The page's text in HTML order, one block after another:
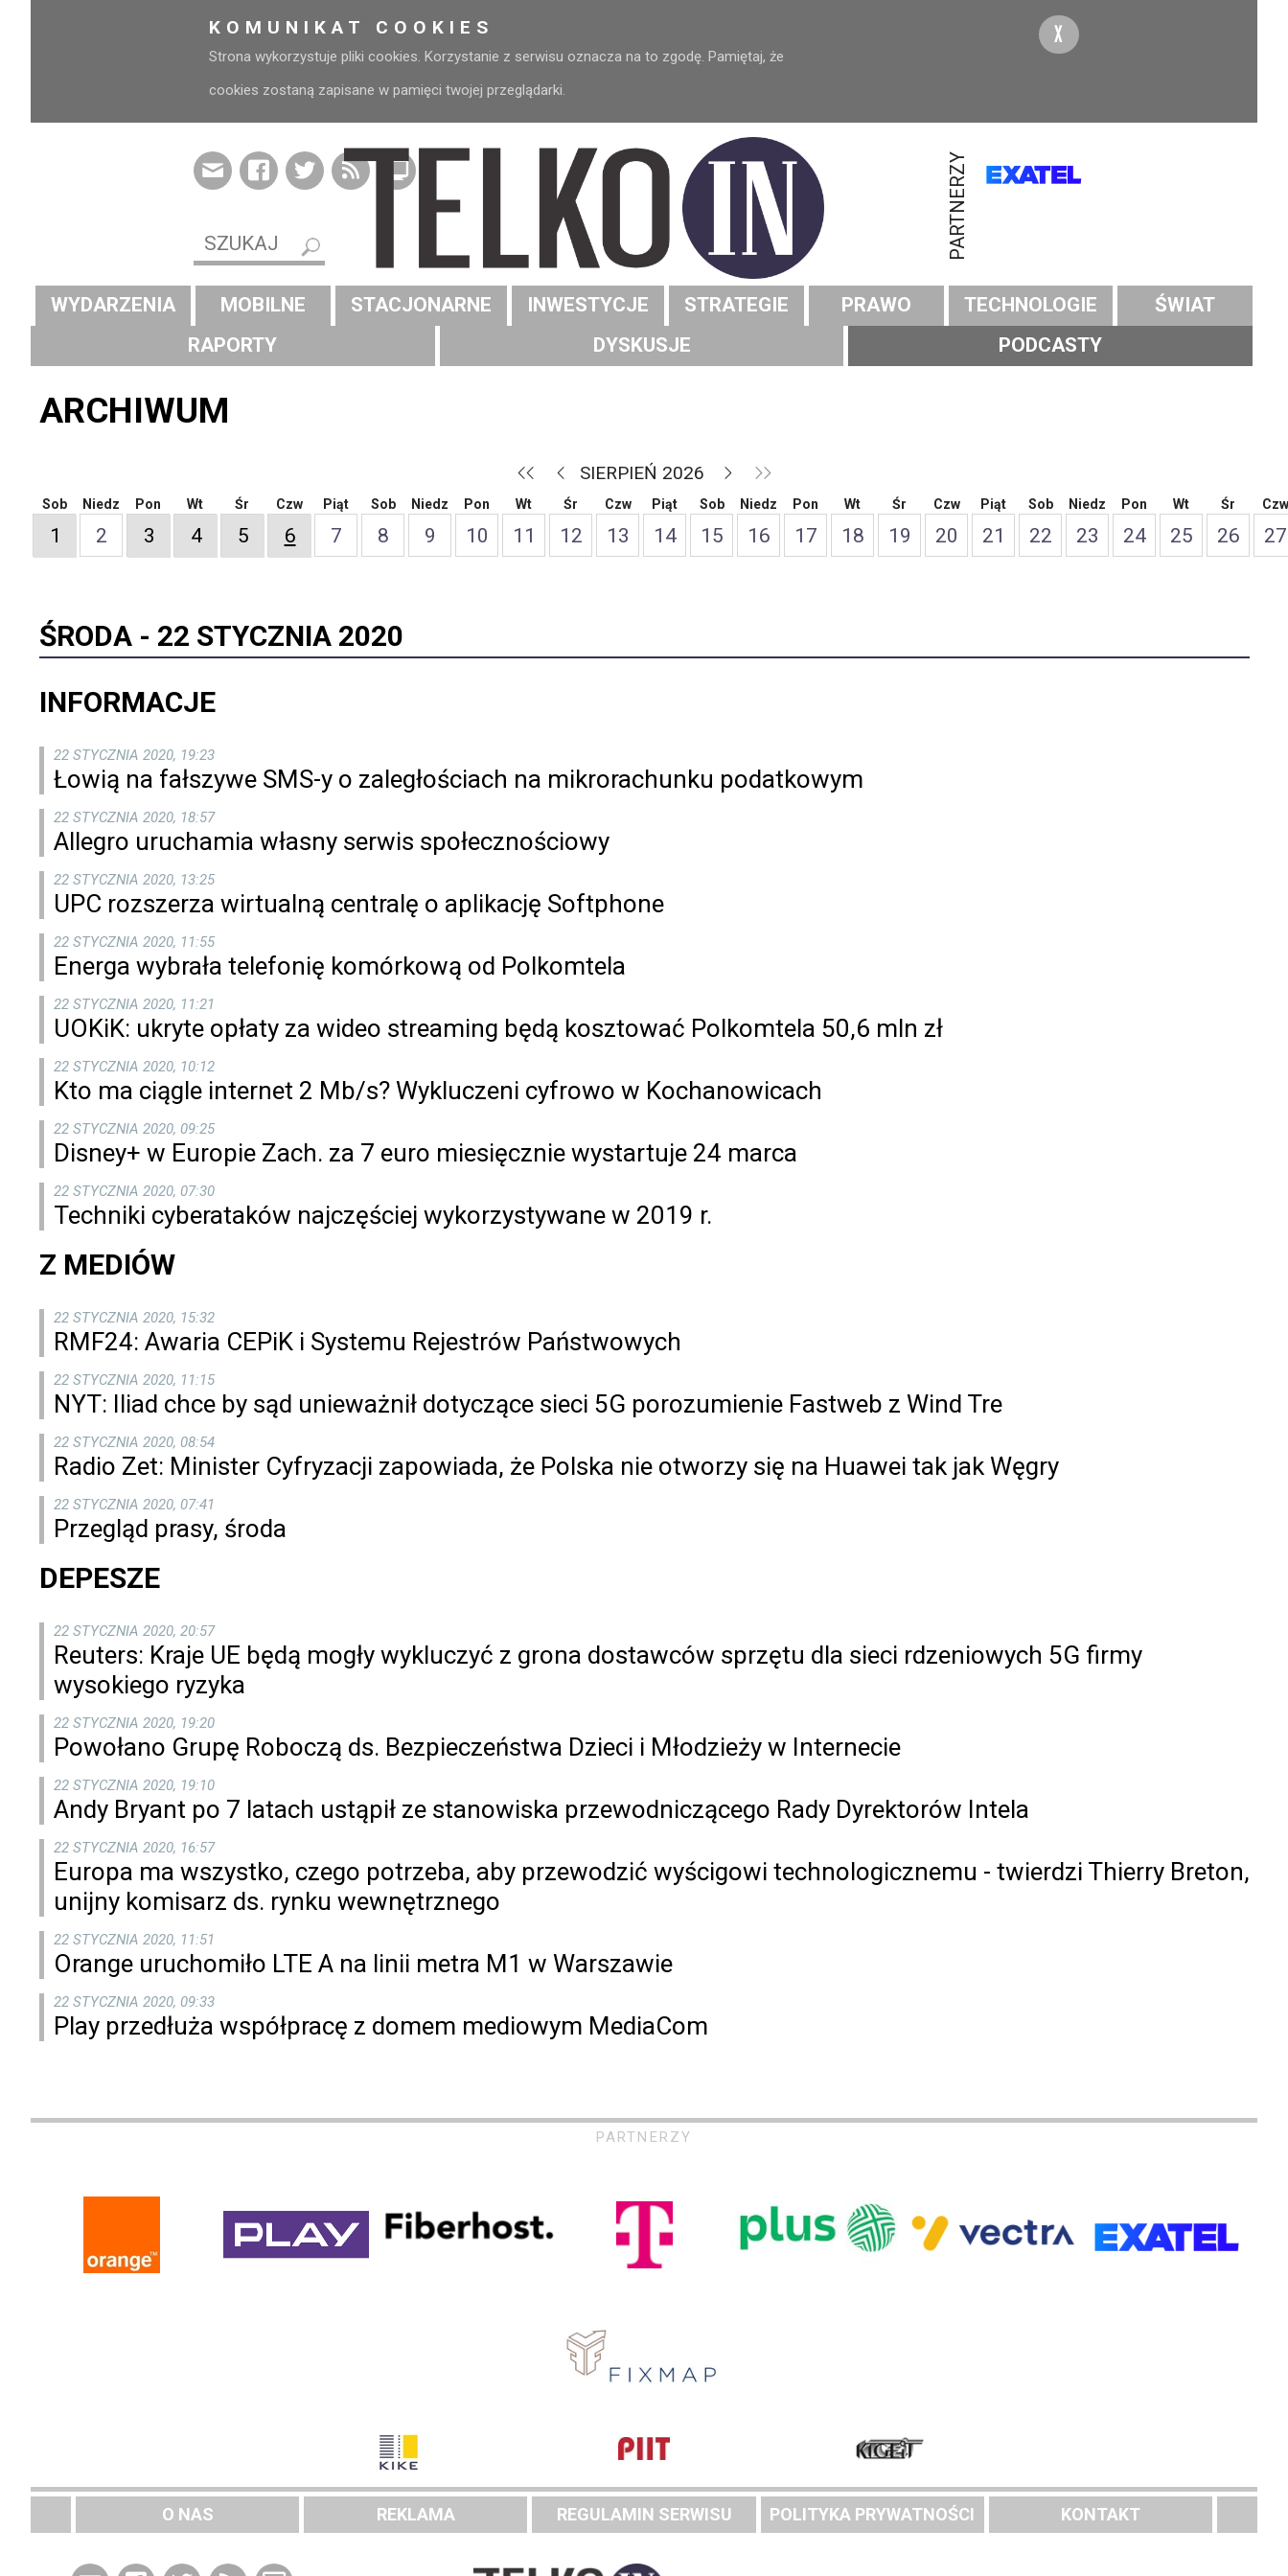
KOMUNIKAT COOKIES
Strona wykorzystuje pliki cookies. Korzystanie z serwisu oznacza na to zgodę. Pamiętaj, że
cookies zostaną zapisane w pamięci twojej przeglądarki.
X
PARTNERZY
WYDARZENIA MOBILNE STACJONARNE INWESTYCJE STRATEGIE PRAWO TECHNOLOGIE
ŚWIAT
RAPORTY
DYSKUSJE PODCASTY
ARCHIWUM
SIERPIEŃ 2026
Sob
1
Niedz
2
Pon
3
Wt
4
Śr
5
Czw
6
Piąt
7
Sob
8
Niedz
9
Pon
10
Wt
11
Śr
12
Czw
13
Piąt
14
Sob
15
Niedz
16
Pon
17
Wt
18
Śr
19
Czw
20
Piąt
21
Sob
22
Niedz
23
Pon
24
Wt
25
Śr
26
Czw
27
ŚRODA - 22 STYCZNIA 2020
INFORMACJE
22 STYCZNIA 2020, 19:23
Łowią na fałszywe SMS-y o zaległościach na mikrorachunku podatkowym
22 STYCZNIA 2020, 18:57
Allegro uruchamia własny serwis społecznościowy
22 STYCZNIA 2020, 13:25
UPC rozszerza wirtualną centralę o aplikację Softphone
22 STYCZNIA 2020, 11:55
Energa wybrała telefonię komórkową od Polkomtela
22 STYCZNIA 2020, 11:21
UOKiK: ukryte opłaty za wideo streaming będą kosztować Polkomtela 50,6 mln zł
22 STYCZNIA 2020, 10:12
Kto ma ciągle internet 2 Mb/s? Wykluczeni cyfrowo w Kochanowicach
22 STYCZNIA 2020, 09:25
Disney+ w Europie Zach. za 7 euro miesięcznie wystartuje 24 marca
22 STYCZNIA 2020, 07:30
Techniki cyberataków najczęściej wykorzystywane w 2019 r.
Z MEDIÓW
22 STYCZNIA 2020, 15:32
RMF24: Awaria CEPiK i Systemu Rejestrów Państwowych
22 STYCZNIA 2020, 11:15
NYT: Iliad chce by sąd unieważnił dotyczące sieci 5G porozumienie Fastweb z Wind Tre
22 STYCZNIA 2020, 08:54
Radio Zet: Minister Cyfryzacji zapowiada, że Polska nie otworzy się na Huawei tak jak Węgry
22 STYCZNIA 2020, 07:41
Przegląd prasy, środa
DEPESZE
22 STYCZNIA 2020, 20:57
Reuters: Kraje UE będą mogły wykluczyć z grona dostawców sprzętu dla sieci rdzeniowych 5G firmy
wysokiego ryzyka
22 STYCZNIA 2020, 19:20
Powołano Grupę Roboczą ds. Bezpieczeństwa Dzieci i Młodzieży w Internecie
22 STYCZNIA 2020, 19:10
Andy Bryant po 7 latach ustąpił ze stanowiska przewodniczącego Rady Dyrektorów Intela
22 STYCZNIA 2020, 16:57
Europa ma wszystko, czego potrzeba, aby przewodzić wyścigowi technologicznemu - twierdzi Thierry Breton,
unijny komisarz ds. rynku wewnętrznego
22 STYCZNIA 2020, 11:51
Orange uruchomiło LTE A na linii metra M1 w Warszawie
22 STYCZNIA 2020, 09:33
Play przedłuża współpracę z domem mediowym MediaCom
PARTNERZY
O NAS REKLAMA REGULAMIN SERWISU POLITYKA PRYWATNOŚCI KONTAKT